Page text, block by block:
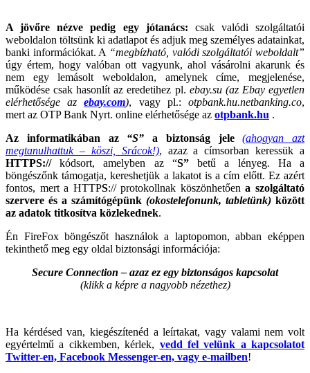
A jövőre nézve pedig egy jótanács: csak valódi szolgáltatói
weboldalon töltsünk ki adatlapot és adjuk meg személyes adatainkat,
banki információkat. A “megbízható, valódi szolgáltatói weboldalt”
úgy értem, hogy valóban ott vagyunk, ahol vásárolni akarunk és
nem egy lemásolt weboldalon, amelynek címe, megjelenése,
működése csak hasonlít az eredetihez pl. ebay.su (az Ebay egyetlen
elérhetősége azebay.com), vagy pl.:otpbank.hu.netbanking.co,
mert az OTP Bank Nyrt. online elérhetősége az otpbank.hu .
Az informatikában az “S” a biztonság jele
(ahogyan azt
megtanulhattuk – köszi, Srácok!), azaz a címsorban keressük a
HTTPS://kódsort, amelyben az “S”betű a lényeg. Ha a
böngészőnk támogatja, kereshetjük a lakatot is a cím előtt. Ez azért
fontos, mert a HTTPS:// protokollnak köszönhetőena szolgáltató
szervere és a számítógépünk (okostelefonunk, tabletünk) között
az adatok titkosítva közlekednek.
Én FireFox böngészőt használok a laptopomon, abban eképpen
tekinthető meg egy oldal biztonsági információja:
Secure Connection – azaz ez egy biztonságos kapcsolat
(klikk a képre a nagyobb nézethez)
Ha kérdésed van, kiegészítenéd a leírtakat, vagy valami nem volt
egyértelmű a cikkemben, kérlek, vedd fel velünk a kapcsolatot
Twitter-en, Facebook Messenger-en, vagy e-mailben!